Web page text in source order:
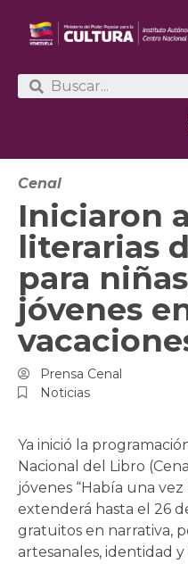
Cenal
Iniciaron
literarias
para
jóvenes
Prensa Cenal
Noticias
Ya inició la
Nacional del Libro
jóvenes “Había una vez
extenderá hasta el 26
gratuitos en narrativa,
artesanales, identidad